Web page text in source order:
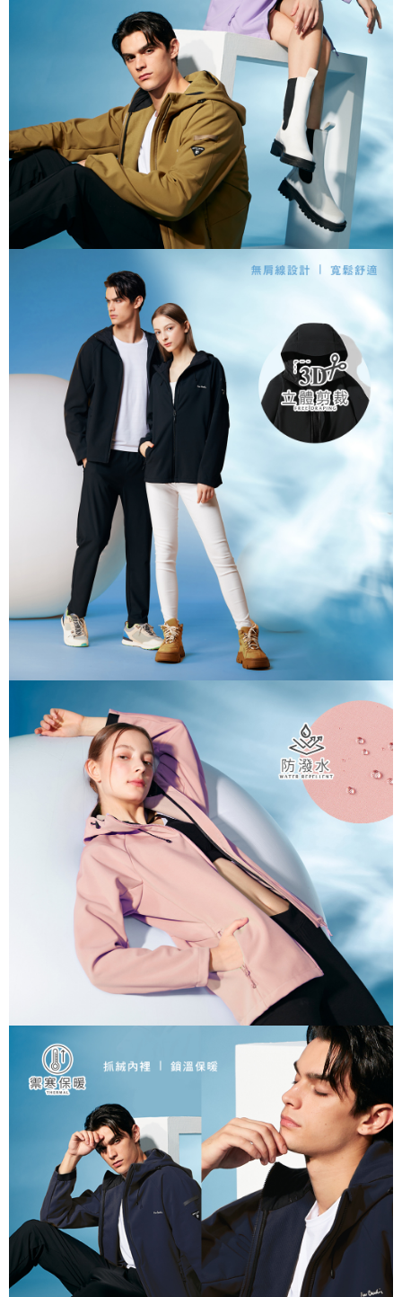
每筆NT$80，滿NT$1,200(含以上)免運費
每筆NT$80，滿NT$1,200(含以上)免運費